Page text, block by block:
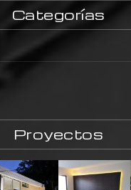
Categorías
Proyectos